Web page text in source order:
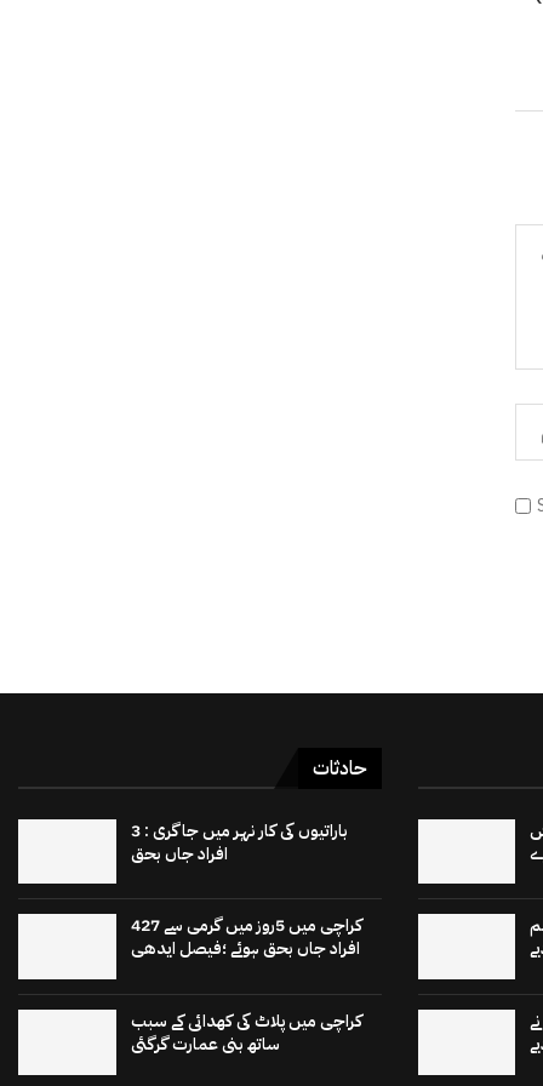
حادثات
باراتیوں کی کار نہر میں جاگری : 3
افراد جاں بحق
کراچی میں 5روز میں گرمی سے 427
افراد جاں بحق ہوئے ؛فیصل ایدھی
کراچی میں پلاٹ کی کھدائی کے سبب
ساتھ بنی عمارت گرگئی
برٹش